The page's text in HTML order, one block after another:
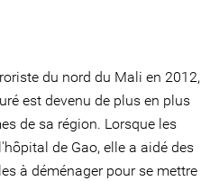
du nord du Mali en 2012,
est devenu de plus en plus
de sa région. Lorsque les
de Gao, elle a aidé des
à déménager pour se mettre